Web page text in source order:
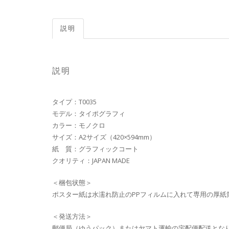
説明
説明
タイプ：T0035
モデル：タイポグラフィ
カラー：モノクロ
サイズ：A2サイズ（420×594mm）
紙 質：グラフィックコート
クオリティ：JAPAN MADE
＜梱包状態＞
ポスター紙は水濡れ防止のPPフィルムに入れて専用の厚紙
＜発送方法＞